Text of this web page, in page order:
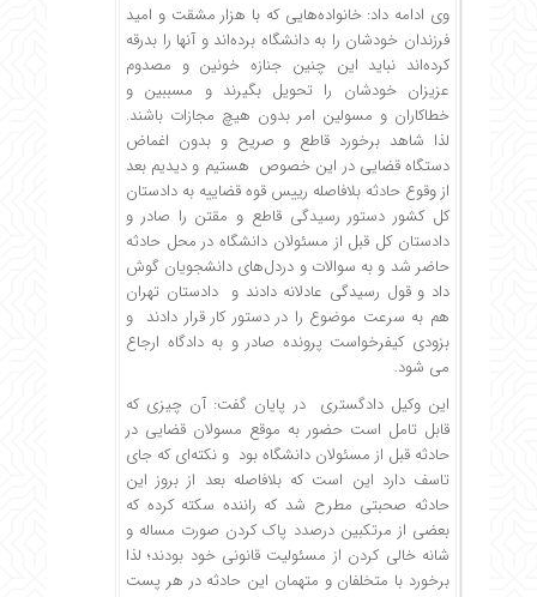
وی ادامه داد: خانواده‌هایی که با هزار مشقت و امید
فرزندان خودشان را به دانشگاه برده‌اند و آنها را بدرقه
کرده‌اند نباید این چنین جنازه خونین و مصدوم
عزیزان خودشان را تحویل بگیرند و مسببین و
خطاکاران و مسولین امر بدون هیچ مجازات باشند.
لذا شاهد برخورد قاطع و صریح و بدون اغماض
دستگاه قضایی در این خصوص هستیم و دیدیم بعد
از وقوع حادثه بلافاصله رییس قوه قضاییه به دادستان
کل کشور دستور رسیدگی قاطع و مقتن را صادر و
دادستان کل قبل از مسئولان دانشگاه در محل حادثه
حاضر شد و به سوالات و دردل‌های دانشجویان گوش
داد و قول رسیدگی عادلانه دادند و دادستان تهران
هم به سرعت موضوع را در دستور کار قرار دادند و
بزودی کیفرخواست پرونده صادر و به دادگاه ارجاع
می شود.
این وکیل دادگستری در پایان گفت: آن چیزی که
قابل تامل است حضور به موقع مسولان قضایی در
حادثه قبل از مسئولان دانشگاه بود و نکته‌ای که جای
تاسف دارد این است که بلافاصله بعد از بروز این
حادثه صحبتی مطرح شد که راننده سکته کرده که
بعضی از مرتکبین درصدد پاک کردن صورت مساله و
شانه خالی کردن از مسئولیت قانونی خود بودند؛ لذا
برخورد با متخلفان و متهمان این حادثه در هر پست